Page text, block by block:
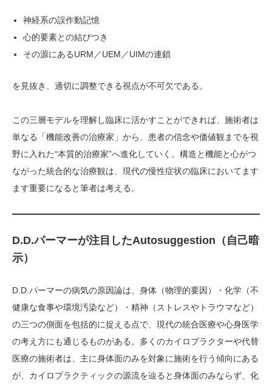
神経系の誤作動記憶
心的要素との結びつき
その源にあるURM／UEM／UIMの連鎖
を見抜き、適切に調整できる視点が不可欠である。
この三層モデルを理解し臨床に活かすことができれば、施術者は
単なる「機能改善の治療家」から、患者の信念や価値観までを視
野に入れた“本質的治療家”へ進化していく。構造と機能と心がつ
ながった統合的な治療観は、現代の慢性症状の臨床においてます
ます重要になると筆者は考える。
D.D.パーマーが注目したAutosuggestion（自己暗
示）
D.D.パーマーの病気の原因論は、身体（物理的要因）・化学（不
健康な食事や環境汚染など）・精神（ストレスやトラウマなど）
の三つの側面を包括的に捉える点で、現代の統合医療や心身医学
の考え方にも通じるものがある。多くのカイロプラクターや代替
医療の施術者は、主に身体面のみを対象に施術を行う傾向にある
が、カイロプラクティックの源流を辿ると身体面のみならず、化